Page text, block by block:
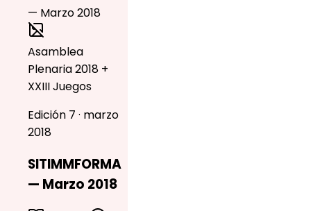
Asamblea
Plenaria 2018 +
XXIII Juegos
Edición 7 · marzo
2018
SITIMMFORMA
— Marzo 2018